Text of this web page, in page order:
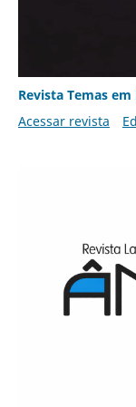
Revista Temas em
Acessar revista